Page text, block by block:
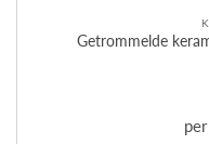
Getrommelde